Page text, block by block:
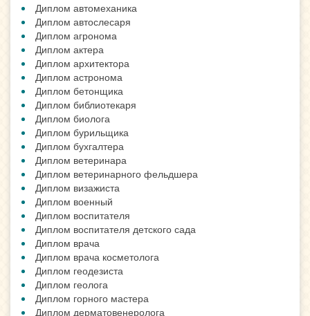
Диплом автомеханика
Диплом автослесаря
Диплом агронома
Диплом актера
Диплом архитектора
Диплом астронома
Диплом бетонщика
Диплом библиотекаря
Диплом биолога
Диплом бурильщика
Диплом бухгалтера
Диплом ветеринара
Диплом ветеринарного фельдшера
Диплом визажиста
Диплом военный
Диплом воспитателя
Диплом воспитателя детского сада
Диплом врача
Диплом врача косметолога
Диплом геодезиста
Диплом геолога
Диплом горного мастера
Диплом дерматовенеролога